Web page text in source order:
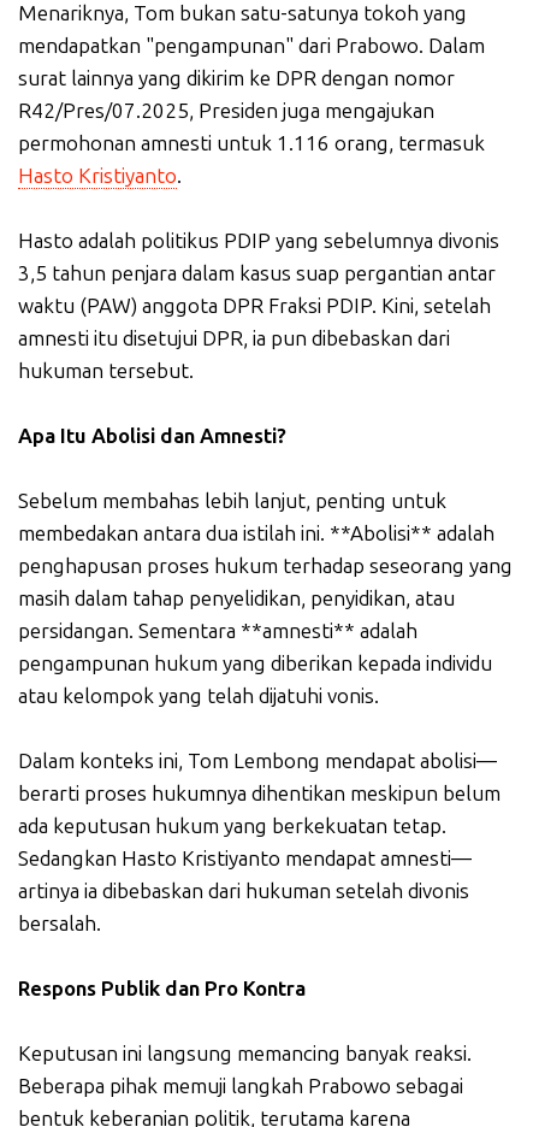
Menariknya, Tom bukan satu-satunya tokoh yang
mendapatkan "pengampunan" dari Prabowo. Dalam
surat lainnya yang dikirim ke DPR dengan nomor
R42/Pres/07.2025, Presiden juga mengajukan
permohonan amnesti untuk 1.116 orang, termasuk
Hasto Kristiyanto.
Hasto adalah politikus PDIP yang sebelumnya divonis
3,5 tahun penjara dalam kasus suap pergantian antar
waktu (PAW) anggota DPR Fraksi PDIP. Kini, setelah
amnesti itu disetujui DPR, ia pun dibebaskan dari
hukuman tersebut.
Apa Itu Abolisi dan Amnesti?
Sebelum membahas lebih lanjut, penting untuk
membedakan antara dua istilah ini. **Abolisi** adalah
penghapusan proses hukum terhadap seseorang yang
masih dalam tahap penyelidikan, penyidikan, atau
persidangan. Sementara **amnesti** adalah
pengampunan hukum yang diberikan kepada individu
atau kelompok yang telah dijatuhi vonis.
Dalam konteks ini, Tom Lembong mendapat abolisi—
berarti proses hukumnya dihentikan meskipun belum
ada keputusan hukum yang berkekuatan tetap.
Sedangkan Hasto Kristiyanto mendapat amnesti—
artinya ia dibebaskan dari hukuman setelah divonis
bersalah.
Respons Publik dan Pro Kontra
Keputusan ini langsung memancing banyak reaksi.
Beberapa pihak memuji langkah Prabowo sebagai
bentuk keberanian politik, terutama karena